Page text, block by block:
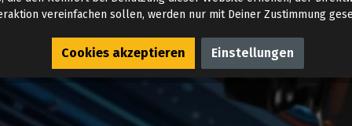
vereinfachen sollen, werden nur mit Deiner Zustimmung
Cookies akzeptieren Einstellungen